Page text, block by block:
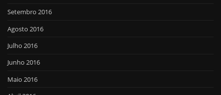
Setembro 2016
Agosto 2016
Julho 2016
Junho 2016
Maio 2016